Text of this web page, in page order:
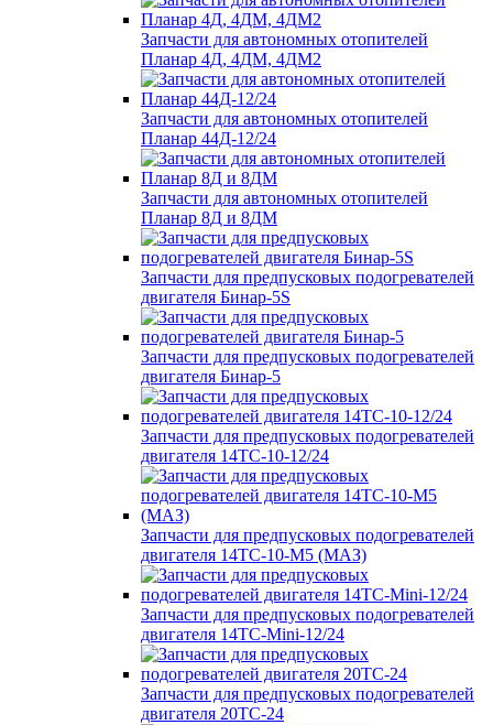
Запчасти для автономных отопителей
Планар 4Д, 4ДМ, 4ДМ2
Запчасти для автономных отопителей
Планар 44Д-12/24
Запчасти для автономных отопителей
Планар 8Д и 8ДМ
Запчасти для предпусковых подогревателей
двигателя Бинар-5S
Запчасти для предпусковых подогревателей
двигателя Бинар-5
Запчасти для предпусковых подогревателей
двигателя 14ТС-10-12/24
Запчасти для предпусковых подогревателей
двигателя 14ТС-10-М5 (МАЗ)
Запчасти для предпусковых подогревателей
двигателя 14ТС-Mini-12/24
Запчасти для предпусковых подогревателей
двигателя 20ТС-24